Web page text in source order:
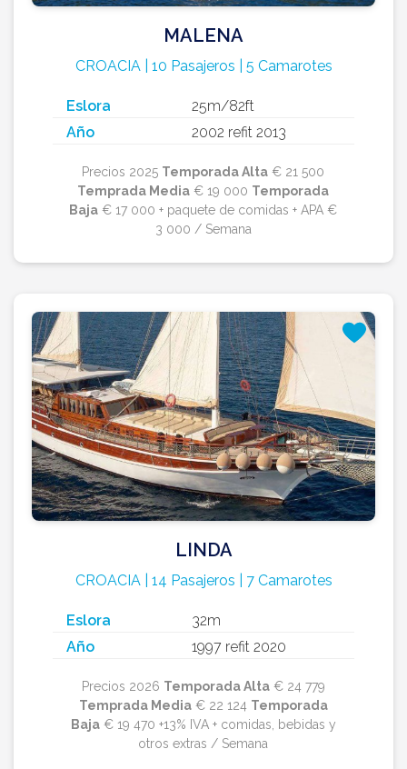
MALENA
CROACIA | 10 Pasajeros | 5 Camarotes
Eslora
25m/82ft
Año
2002 refit 2013
Precios 2025 Temporada Alta € 21 500
Temprada Media € 19 000 Temporada
Baja € 17 000 + paquete de comidas + APA €
3 000 / Semana
LINDA
CROACIA | 14 Pasajeros | 7 Camarotes
Eslora
32m
Año
1997 refit 2020
Precios 2026 Temporada Alta€ 24 779
Temprada Media€ 22 124 Temporada
Baja€ 19 470 +13% IVA + comidas, bebidas y
otros extras / Semana